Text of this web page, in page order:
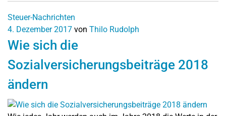
Steuer-Nachrichten
4. Dezember 2017 von Thilo Rudolph
Wie sich die
Sozialversicherungsbeiträge 2018
ändern